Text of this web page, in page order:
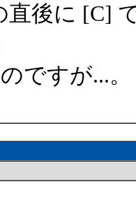
直後に [C]
ですが...。